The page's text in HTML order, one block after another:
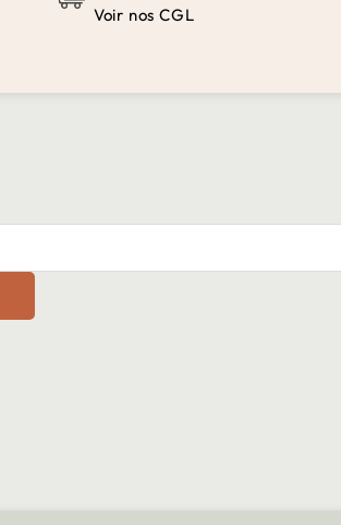
Voir nos CGL